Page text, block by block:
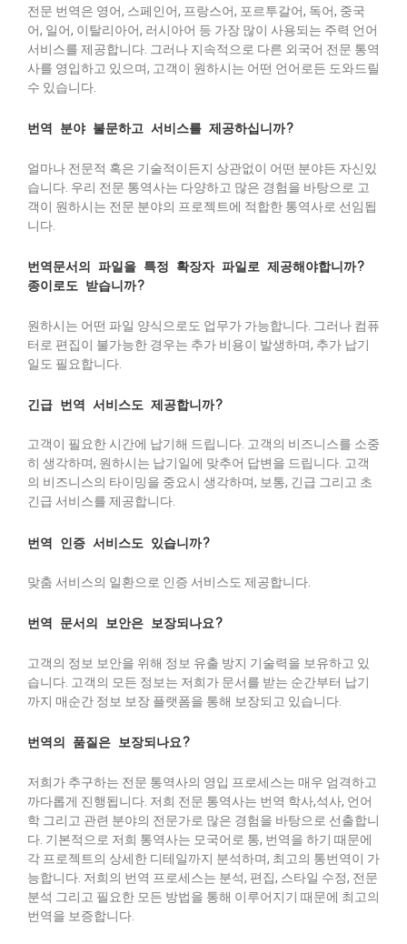
전문 번역은 영어, 스페인어, 프랑스어, 포르투갈어, 독어, 중국
어, 일어, 이탈리아어, 러시아어 등 가장 많이 사용되는 주력 언어
서비스를 제공합니다. 그러나 지속적으로 다른 외국어 전문 통역
사를 영입하고 있으며, 고객이 원하시는 어떤 언어로든 도와드릴
수 있습니다.
번역 분야 불문하고 서비스를 제공하십니까?
얼마나 전문적 혹은 기술적이든지 상관없이 어떤 분야든 자신있
습니다. 우리 전문 통역사는 다양하고 많은 경험을 바탕으로 고
객이 원하시는 전문 분야의 프로젝트에 적합한 통역사로 선임됩
니다.
번역문서의 파일을 특정 확장자 파일로 제공해야합니까?
종이로도 받습니까?
원하시는 어떤 파일 양식으로도 업무가 가능합니다. 그러나 컴퓨
터로 편집이 불가능한 경우는 추가 비용이 발생하며, 추가 납기
일도 필요합니다.
긴급 번역 서비스도 제공합니까?
고객이 필요한 시간에 납기해 드립니다. 고객의 비즈니스를 소중
히 생각하며, 원하시는 납기일에 맞추어 답변을 드립니다. 고객
의 비즈니스의 타이밍을 중요시 생각하며, 보통, 긴급 그리고 초
긴급 서비스를 제공합니다.
번역 인증 서비스도 있습니까?
맞춤 서비스의 일환으로 인증 서비스도 제공합니다.
번역 문서의 보안은 보장되나요?
고객의 정보 보안을 위해 정보 유출 방지 기술력을 보유하고 있
습니다. 고객의 모든 정보는 저희가 문서를 받는 순간부터 납기
까지 매순간 정보 보장 플랫폼을 통해 보장되고 있습니다.
번역의 품질은 보장되나요?
저희가 추구하는 전문 통역사의 영입 프로세스는 매우 엄격하고
까다롭게 진행됩니다. 저희 전문 통역사는 번역 학사,석사, 언어
학 그리고 관련 분야의 전문가로 많은 경험을 바탕으로 선출합니
다. 기본적으로 저희 통역사는 모국어로 통, 번역을 하기 때문에
각 프로젝트의 상세한 디테일까지 분석하며, 최고의 통번역이 가
능합니다. 저희의 번역 프로세스는 분석, 편집, 스타일 수정, 전문
분석 그리고 필요한 모든 방법을 통해 이루어지기 때문에 최고의
번역을 보증합니다.